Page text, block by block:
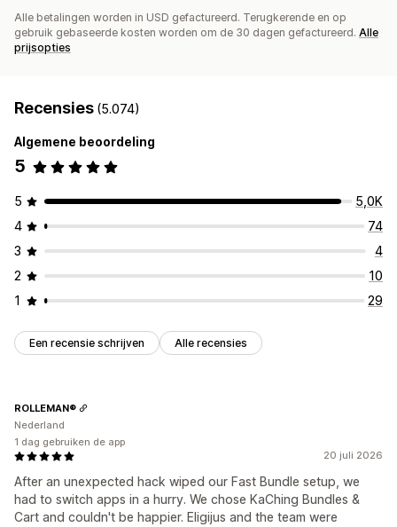
Alle betalingen worden in USD gefactureerd. Terugkerende en op
gebruik gebaseerde kosten worden om de 30 dagen gefactureerd. Alle
prijsopties
Recensies (5.074)
Algemene beoordeling
5
5
5,0K
4
74
3
4
2
10
1
29
Een recensie schrijven Alle recensies
20 juli 2026
After an unexpected hack wiped our Fast Bundle setup, we
had to switch apps in a hurry. We chose KaChing Bundles &
Cart and couldn't be happier. Eligijus and the team were
ROLLEMAN®
Nederland
1 dag gebruiken de app